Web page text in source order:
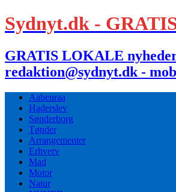
Sydnyt.dk -
GRATIS LOKALE
redaktion@sydnyt.dk -
Aabenraa
Haderslev
Sønderborg
Tønder
Arrangementer
Erhverv
Mad
Motor
Natur